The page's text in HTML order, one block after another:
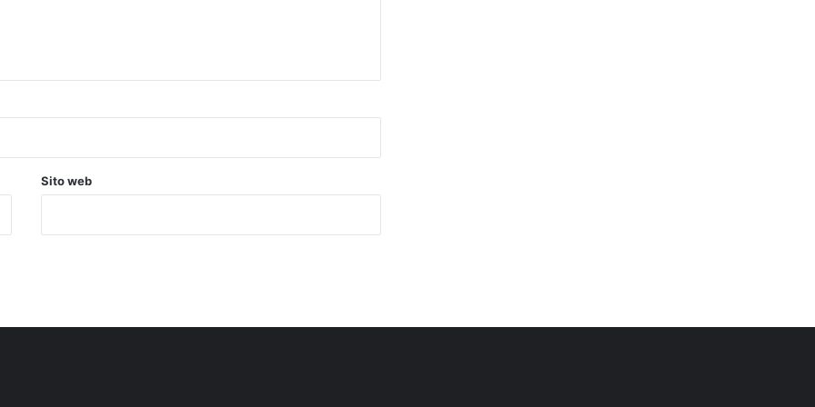
Sito web